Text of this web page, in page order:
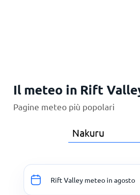
Il meteo in Rift
Pagine meteo più popolari
Rift Valley meteo in agosto